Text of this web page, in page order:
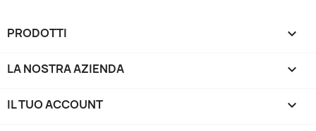
PRODOTTI 
LA NOSTRA AZIENDA 
IL TUO ACCOUNT 